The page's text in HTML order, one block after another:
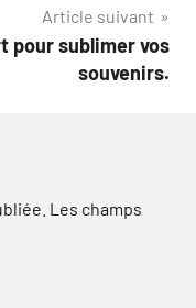
Article suivant
pour sublimer vos
souvenirs.
Les champs